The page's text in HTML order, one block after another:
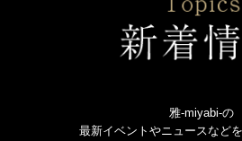
雅-miyabi-の
最新イベントやニュースなどを